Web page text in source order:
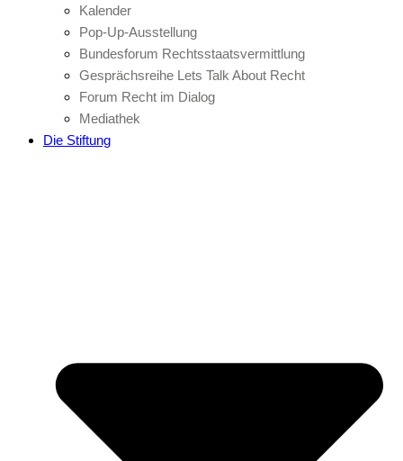
Kalender
Pop-Up-Ausstellung
Bundesforum Rechtsstaatsvermittlung
Gesprächsreihe Lets Talk About Recht
Forum Recht im Dialog
Mediathek
Die Stiftung